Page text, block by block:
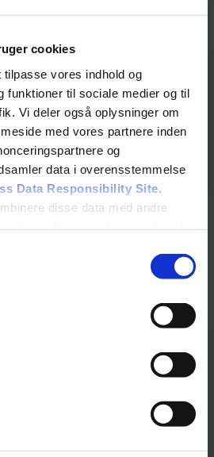
cookies
vores indhold og
funktioner til sociale medier og til
Vi deler også oplysninger om
med vores partnere inden
og
data i overensstemmelse
Data Responsibility Site
disse data med andre